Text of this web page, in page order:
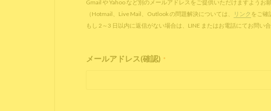
Gmail や Yahoo など別のメールアドレスをご提供いただけますようお
（Hotmail、Live Mail、Outlook の問題解決については、
リンク をご確
もし 2～3 日以内に返信がない場合は、LINE またはお電話にてお問い
メールアドレス(確認) *